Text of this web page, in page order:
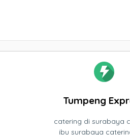
Tumpeng
catering di surabaya
ibu surabaya